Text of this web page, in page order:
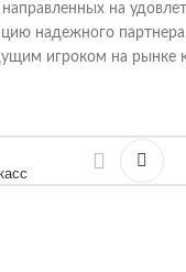
на
надежного
игроком на рынке